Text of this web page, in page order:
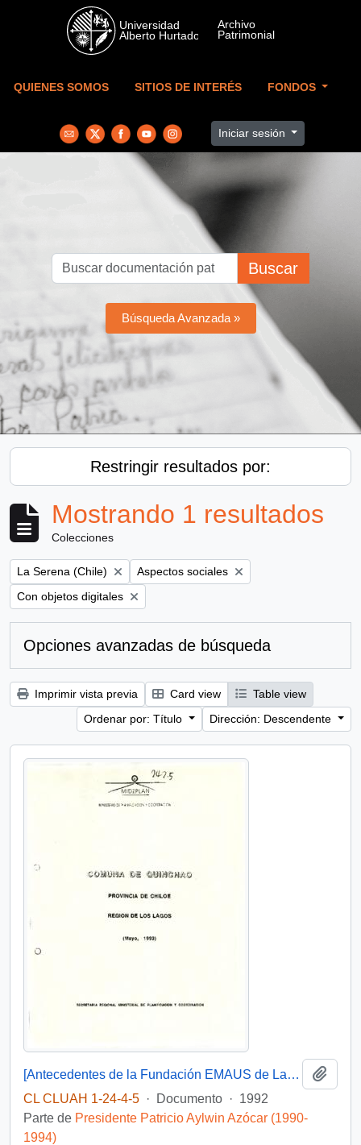
Skip to main content
QUIENES SOMOS SITIOS DE INTERÉS FONDOS
Iniciar sesión
Buscar
Búsqueda Avanzada »
Restringir resultados por:
Mostrando 1 resultados
Colecciones
Remove filter:
La Serena (Chile) Remove filter:
Aspectos sociales
Remove filter:
Con objetos digitales
Opciones avanzadas de búsqueda
Imprimir vista previa Card view
Table view
Ordenar por: Título
Dirección: Descendente
[Antecedentes de la Fundación EMAUS de La Serena]
CL CLUAH 1-24-4-5 · Documento · 1992
Parte de Presidente Patricio Aylwin Azócar (1990-
1994)